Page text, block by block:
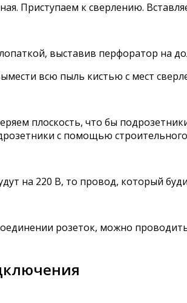
Приступаем к сверлению.
выставив перфоратор на
всю пыль кистью с мест
плоскость, что бы
с помощью строительного
на 220 В, то провод, который
розеток, можно